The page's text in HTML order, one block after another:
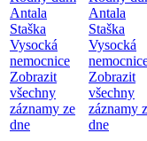
Antala
Staška
Vysocká
nemocnice
Zobrazit
všechny
záznamy ze
dne
Antala
Staška
Vysocká
Zobrazit
všechny
záznamy
dne